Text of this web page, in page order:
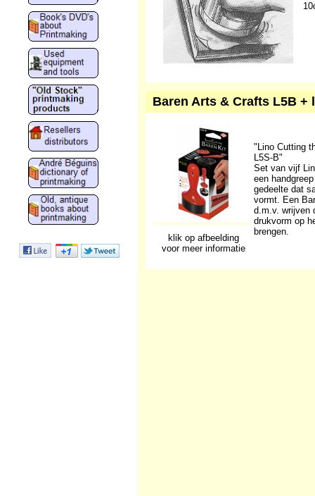
Baren Arts & Crafts L5B +
"Lino Cutting
L5S-B"
Set van vijf
een
gedeelte dat
vormt. Een
d.m.v. wrijven
drukvorm op
brengen.
klik op afbeelding
voor meer informatie